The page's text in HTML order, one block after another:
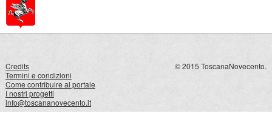
Credits
Termini e condizioni
Come contribuire al portale
I nostri progetti
info@toscananovecento.it
© 2015 ToscanaNovecento.